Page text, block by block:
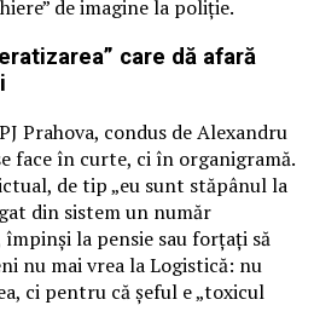
de imagine la poliție.
care dă afară
Prahova, condus de Alexandru
face în curte, ci în organigramă.
de tip „eu sunt stăpânul la
din sistem un număr
la pensie sau forțați să
nu mai vrea la Logistică: nu
ci pentru că șeful e „toxicul